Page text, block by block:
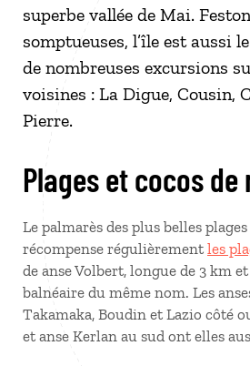
superbe vallée de Mai.
somptueuses, l’île est aussi
de nombreuses excursions
voisines : La Digue, Cousin,
Pierre.
Plages et cocos de
Le palmarès des plus belles
récompense régulièrement les
de anse Volbert, longue de 3 km
balnéaire du même nom. Les
Takamaka, Boudin et Lazio côté
et anse Kerlan au sud ont elles